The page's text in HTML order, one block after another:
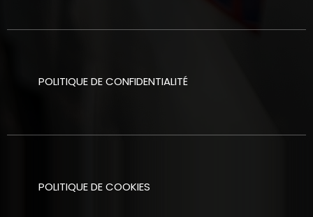
POLITIQUE DE CONFIDENTIALITÉ
POLITIQUE DE COOKIES